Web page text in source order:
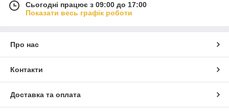
Сьогодні працює з 09:00 до 17:00
Показати весь графік роботи
Про нас
Контакти
Доставка та оплата